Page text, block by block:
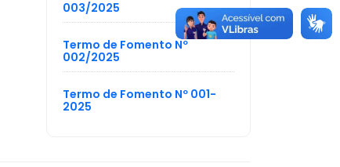
003/2025
Termo de Fomento Nº
002/2025
Termo de Fomento Nº 001-
2025